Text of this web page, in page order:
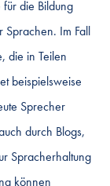
die Bildung
Im Fall
die in Teilen
beispielsweise
Sprecher
durch Blogs,
Spracherhaltung
können